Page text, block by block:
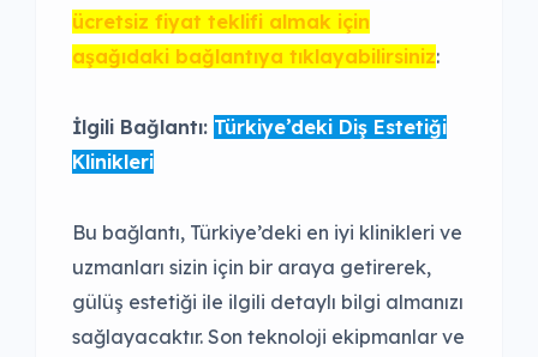
ücretsiz fiyat teklifi almak için
aşağıdaki bağlantıya tıklayabilirsiniz:
İlgili Bağlantı: Türkiye’deki Diş Estetiği
Klinikleri
Bu bağlantı, Türkiye’deki en iyi klinikleri ve
uzmanları sizin için bir araya getirerek,
gülüş estetiği ile ilgili detaylı bilgi almanızı
sağlayacaktır. Son teknoloji ekipmanlar ve